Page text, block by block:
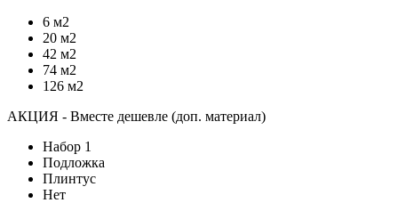
6 м2
20 м2
42 м2
74 м2
126 м2
АКЦИЯ - Вместе дешевле (доп. материал)
Набор 1
Подложка
Плинтус
Нет